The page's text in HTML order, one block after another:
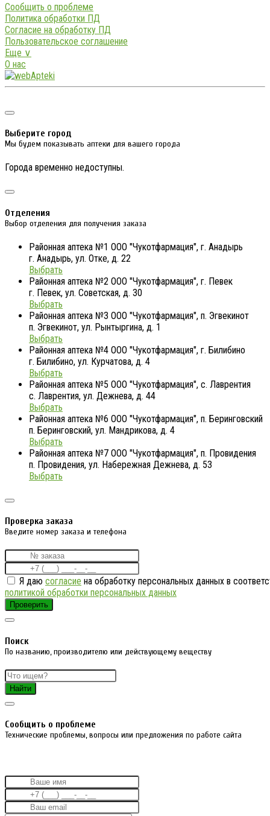
Сообщить о проблеме
Политика обработки ПД
Согласие на обработку ПД
Пользовательское соглашение
Еще ∨
О нас
Выберите город
Мы будем показывать аптеки для вашего города
Города временно недоступны.
Отделения
Выбор отделения для получения заказа
Районная аптека №1 ООО "Чукотфармация", г. Анадырь
г. Анадырь, ул. Отке, д. 22
Выбрать
Районная аптека №2 ООО "Чукотфармация", г. Певек
г. Певек, ул. Советская, д. 30
Выбрать
Районная аптека №3 ООО "Чукотфармация", п. Эгвекинот
п. Эгвекинот, ул. Рынтыргина, д. 1
Выбрать
Районная аптека №4 ООО "Чукотфармация", г. Билибино
г. Билибино, ул. Курчатова, д. 4
Выбрать
Районная аптека №5 ООО "Чукотфармация", с. Лаврентия
с. Лаврентия, ул. Дежнева, д. 44
Выбрать
Районная аптека №6 ООО "Чукотфармация", п. Беринговский
п. Беринговский, ул. Мандрикова, д. 4
Выбрать
Районная аптека №7 ООО "Чукотфармация", п. Провидения
п. Провидения, ул. Набережная Дежнева, д. 53
Выбрать
Проверка заказа
Введите номер заказа и телефона
Я даю согласие на обработку персональных данных в
политикой обработки персональных данных
Проверить
Поиск
По названию, производителю или действующему веществу
Найти
Cообщить о проблеме
Технические проблемы, вопросы или предложения по работе сайта